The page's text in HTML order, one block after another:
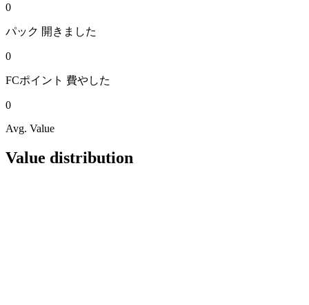
0
パック 開きました
0
FCポイント 費やした
0
Avg. Value
Value distribution